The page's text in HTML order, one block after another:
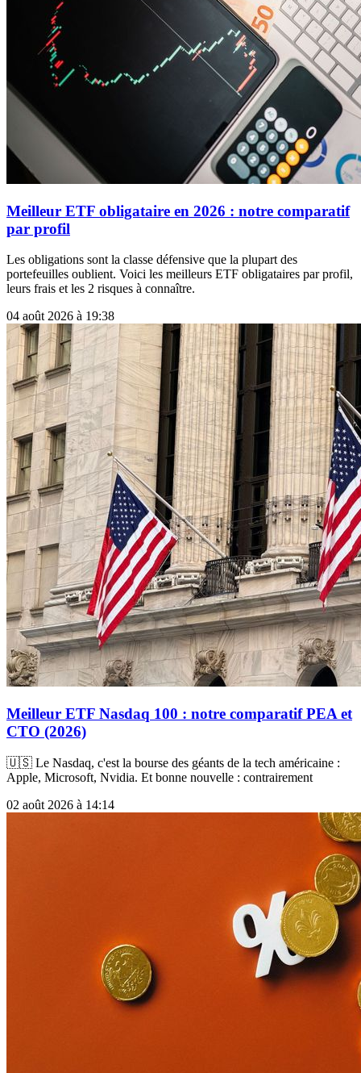
Meilleur ETF obligataire en 2026 : notre comparatif
par profil
Les obligations sont la classe défensive que la plupart des
portefeuilles oublient. Voici les meilleurs ETF obligataires par profil,
leurs frais et les 2 risques à connaître.
04 août 2026 à 19:38
Meilleur ETF Nasdaq 100 : notre comparatif PEA et
CTO (2026)
🇺🇸 Le Nasdaq, c'est la bourse des géants de la tech américaine :
Apple, Microsoft, Nvidia. Et bonne nouvelle : contrairement
02 août 2026 à 14:14